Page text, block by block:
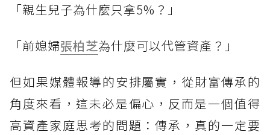
「親生兒子為什麼只拿5%？」
「前媳婦張柏芝為什麼可以代管資產？」
但如果媒體報導的安排屬實，從財富傳承的
角度來看，這未必是偏心，反而是一個值得
高資產家庭思考的問題：傳承，真的一定要